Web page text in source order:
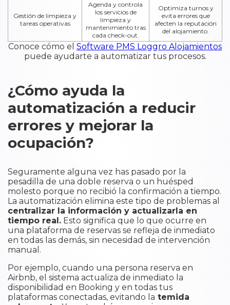
Gestión de limpieza y
tareas operativas
Agenda y controla
los servicios de
limpieza y
mantenimiento tras
cada check-out.
Optimiza turnos y
evita errores que
afecten la reputación
del alojamiento.
Conoce cómo el Software PMS Loggro Alojamientos
puede ayudarte a automatizar tus procesos.
¿Cómo ayuda la
automatización a reducir
errores y mejorar la
ocupación?
Seguramente alguna vez has pasado por la
pesadilla de una doble reserva o un huésped
molesto porque no recibió la confirmación a tiempo.
La automatización elimina este tipo de problemas al
centralizar la información y actualizarla en
tiempo real. Esto significa que lo que ocurre en
una plataforma de reservas se refleja de inmediato
en todas las demás, sin necesidad de intervención
manual.
Por ejemplo, cuando una persona reserva en
Airbnb, el sistema actualiza de inmediato la
disponibilidad en Booking y en todas tus
plataformas conectadas, evitando la temida